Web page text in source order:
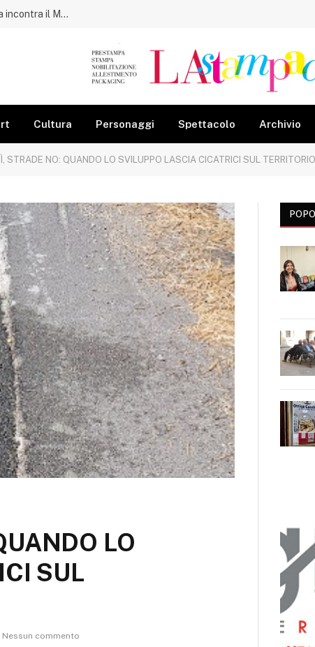
Acciaroli, il porto diventa museo: l’arte contemporanea incontra il Mediterraneo
Cultura Personaggi Spettacolo Archivio
STRADE NO: QUANDO LO SVILUPPO LASCIA CICATRICI SUL TERRITORIO
LO
SUL
Nessun commento